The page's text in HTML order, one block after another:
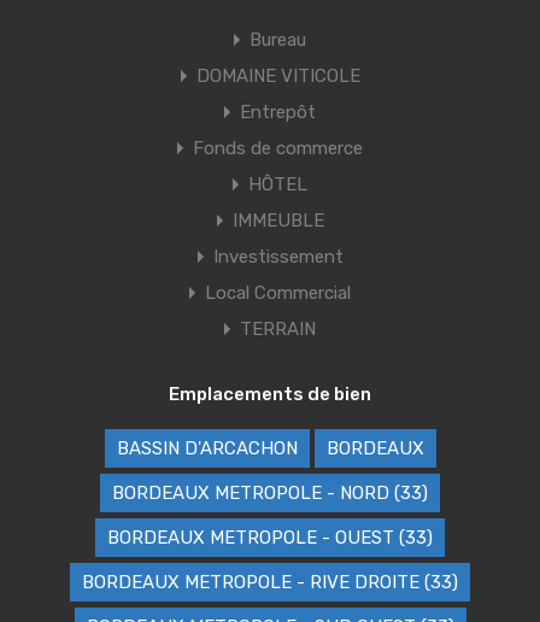
Bureau
DOMAINE VITICOLE
Entrepôt
Fonds de commerce
HÔTEL
IMMEUBLE
Investissement
Local Commercial
TERRAIN
Emplacements de bien
BASSIN D'ARCACHON BORDEAUX
BORDEAUX METROPOLE - NORD (33)
BORDEAUX METROPOLE - OUEST (33)
BORDEAUX METROPOLE - RIVE DROITE (33)